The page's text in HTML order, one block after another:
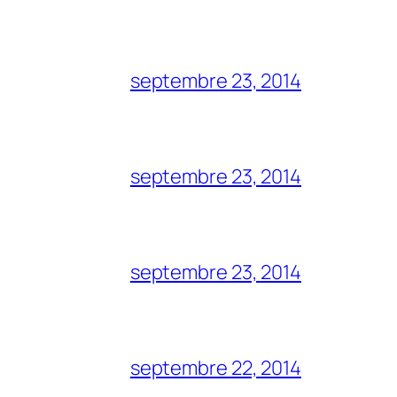
septembre 23, 2014
septembre 23, 2014
septembre 23, 2014
septembre 22, 2014